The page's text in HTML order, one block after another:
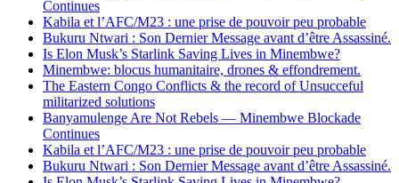
Continues
Kabila et l’AFC/M23 : une prise de pouvoir peu probable
Bukuru Ntwari : Son Dernier Message avant d’être Assassiné.
Is Elon Musk’s Starlink Saving Lives in Minembwe?
Minembwe: blocus humanitaire, drones & effondrement.
The Eastern Congo Conflicts & the record of Unsucceful
militarized solutions
Banyamulenge Are Not Rebels — Minembwe Blockade
Continues
Kabila et l’AFC/M23 : une prise de pouvoir peu probable
Bukuru Ntwari : Son Dernier Message avant d’être Assassiné.